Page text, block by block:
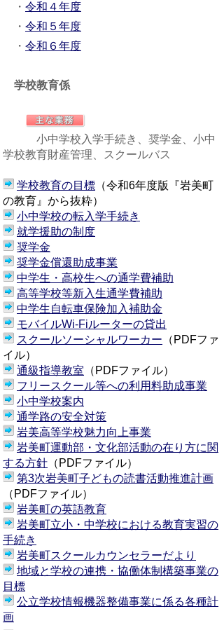
・ 令和４年度
・ 令和５年度
・ 令和６年度
学校教育係
小中学校入学手続き、奨学金、小中
学校教育財産管理、スクールバス
学校教育の目標 （令和6年度版『岩美町
の教育』から抜粋）
小中学校の転入学手続き
就学援助の制度
奨学金
奨学金償還助成事業
中学生・高校生への通学費補助
高等学校等新入生通学費補助
中学生自転車保険加入補助金
モバイルWi-Fiルーターの貸出
スクールソーシャルワーカー （PDFファ
イル）
通級指導教室 （PDFファイル）
フリースクール等への利用料助成事業
小中学校案内
通学路の安全対策
岩美高等学校魅力向上事業
岩美町運動部・文化部活動の在り方に関
する方針 （PDFファイル）
第3次岩美町子どもの読書活動推進計画
（PDFファイル）
岩美町の英語教育
岩美町立小・中学校における教育実習の
手続き
岩美町スクールカウンセラーだより
地域と学校の連携・協働体制構築事業の
目標
公立学校情報機器整備事業に係る各種計
画